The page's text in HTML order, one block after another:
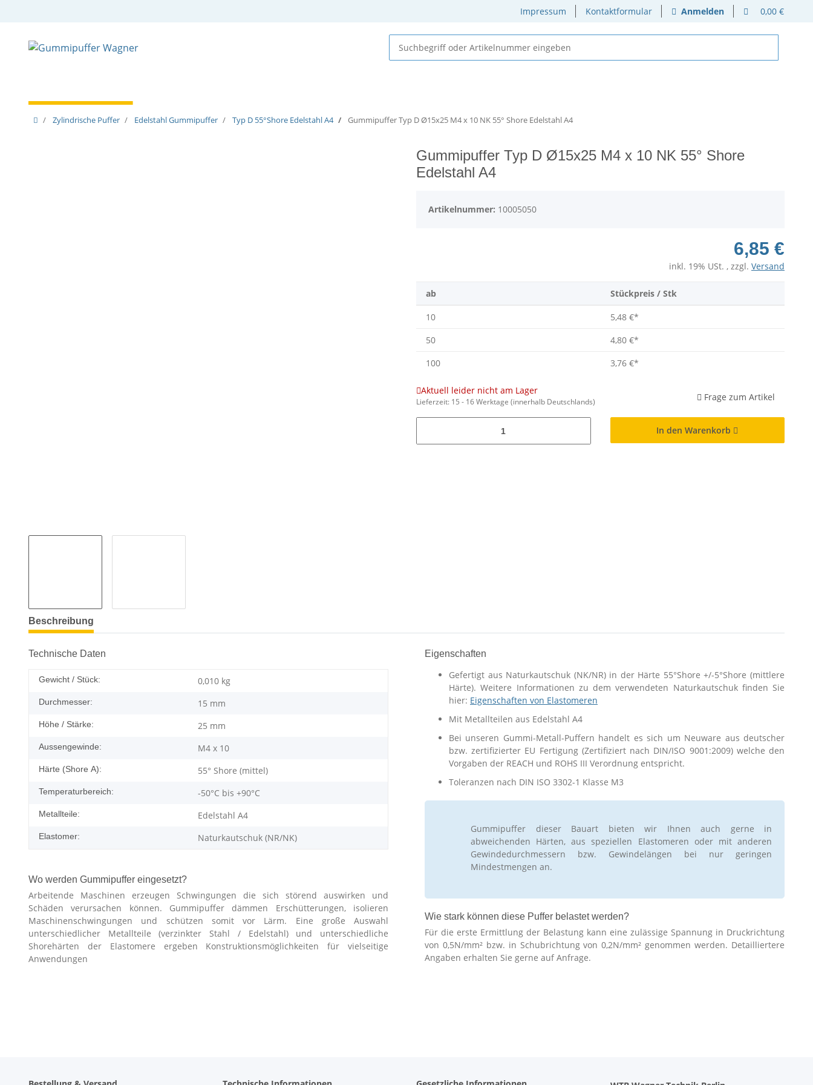
Impressum Kontaktformular Anmelden 0,00 €
Zylindrische Puffer Edelstahl Gummipuffer Typ D 55°Shore Edelstahl A4 Gummipuffer Typ D Ø15x25 M4 x 10 NK 55° Shore Edelstahl A4
Gummipuffer Typ D Ø15x25 M4 x 10 NK 55° Shore
Edelstahl A4
Artikelnummer: 10005050
6,85 €
inkl. 19% USt. , zzgl. Versand
ab Stückpreis / Stk
10 5,48 €*
50
4,80 €*
100
3,76 €*
Aktuell leider nicht am Lager
Lieferzeit: 15 - 16 Werktage (innerhalb Deutschlands) Frage zum Artikel
In den Warenkorb
Beschreibung
Technische Daten
Gewicht / Stück: 0,010 kg
Durchmesser: 15 mm
Höhe / Stärke: 25 mm
Aussengewinde: M4 x 10
Härte (Shore A): 55° Shore (mittel)
Temperaturbereich: -50°C bis +90°C
Metallteile: Edelstahl A4
Elastomer: Naturkautschuk (NR/NK)
Wo werden Gummipuffer eingesetzt?
Arbeitende Maschinen erzeugen Schwingungen die sich störend auswirken und
Schäden verursachen können. Gummipuffer dämmen Erschütterungen, isolieren
Maschinenschwingungen und schützen somit vor Lärm. Eine große Auswahl
unterschiedlicher Metallteile (verzinkter Stahl / Edelstahl) und unterschiedliche
Shorehärten der Elastomere ergeben Konstruktionsmöglichkeiten für vielseitige
Anwendungen
Eigenschaften
Gefertigt aus Naturkautschuk (NK/NR) in der Härte 55°Shore +/-5°Shore (mittlere
Härte). Weitere Informationen zu dem verwendeten Naturkautschuk finden Sie
hier: Eigenschaften von Elastomeren
Mit Metallteilen aus Edelstahl A4
Bei unseren Gummi-Metall-Puffern handelt es sich um Neuware aus deutscher
bzw. zertifizierter EU Fertigung (Zertifiziert nach DIN/ISO 9001:2009) welche den
Vorgaben der REACH und ROHS III Verordnung entspricht.
Toleranzen nach DIN ISO 3302-1 Klasse M3
Gummipuffer dieser Bauart bieten wir Ihnen auch gerne in
abweichenden Härten, aus speziellen Elastomeren oder mit anderen
Gewindedurchmessern bzw. Gewindelängen bei nur geringen
Mindestmengen an.
Wie stark können diese Puffer belastet werden?
Für die erste Ermittlung der Belastung kann eine zulässige Spannung in Druckrichtung
von 0,5N/mm² bzw. in Schubrichtung von 0,2N/mm² genommen werden. Detailliertere
Angaben erhalten Sie gerne auf Anfrage.